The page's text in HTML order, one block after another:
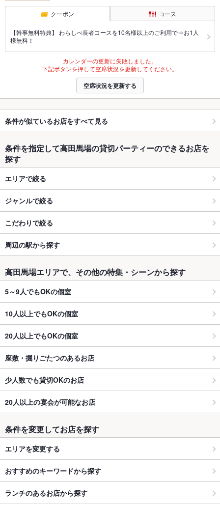
クーポン コース
【幹事無料特典】 わらしべ長者コースを10名様以上のご利用で⇒お1人
様無料！
カレンダーの更新に失敗しました。
下記ボタンを押して空席状況を更新してください。
空席状況を更新する
条件が似ているお店をすべて見る
条件を指定して高田馬場の貸切パーティーのできるお店を
探す
エリアで絞る
ジャンルで絞る
こだわりで絞る
周辺の駅から探す
高田馬場エリアで、その他の特集・シーンから探す
5～9人でもOKの個室
10人以上でもOKの個室
20人以上でもOKの個室
座敷・掘りごたつのあるお店
少人数でも貸切OKのお店
20人以上の宴会が可能なお店
条件を変更してお店を探す
エリアを変更する
おすすめのキーワードから探す
ランチのあるお店から探す